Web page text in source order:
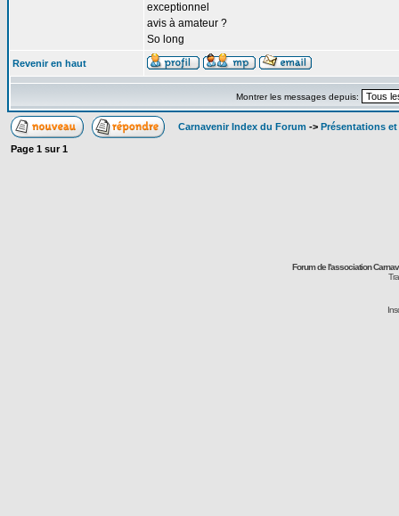
exceptionnel
avis à amateur ?
So long
Revenir en haut
Montrer les messages depuis:
Carnavenir Index du Forum -> Présentations
Page 1 sur1
Forum de l'association